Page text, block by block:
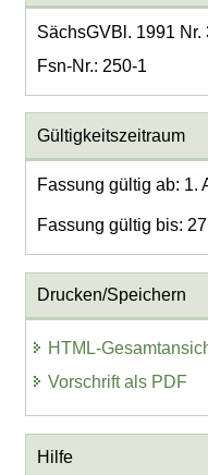
SächsGVBl. 1991 Nr.
Fsn-Nr.: 250-1
Gültigkeitszeitraum
Fassung gültig ab: 1.
Fassung gültig bis:
Drucken/Speichern
HTML-
Vorschrift als PDF
Hilfe